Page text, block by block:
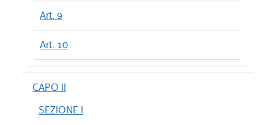
Art. 9
Art. 10
CAPO II
SEZIONE I